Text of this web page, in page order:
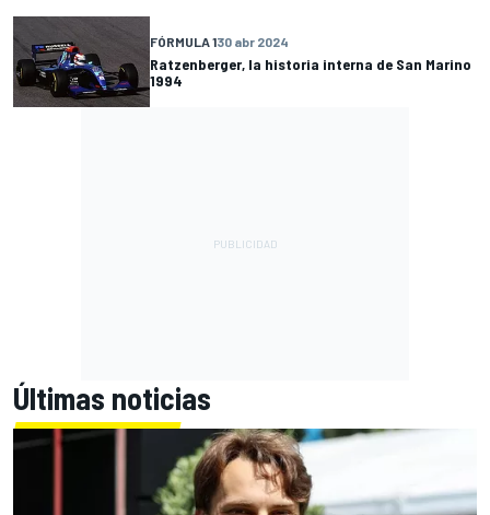
FÓRMULA 130 abr 2024
Ratzenberger, la historia interna de San Marino
1994
Últimas noticias